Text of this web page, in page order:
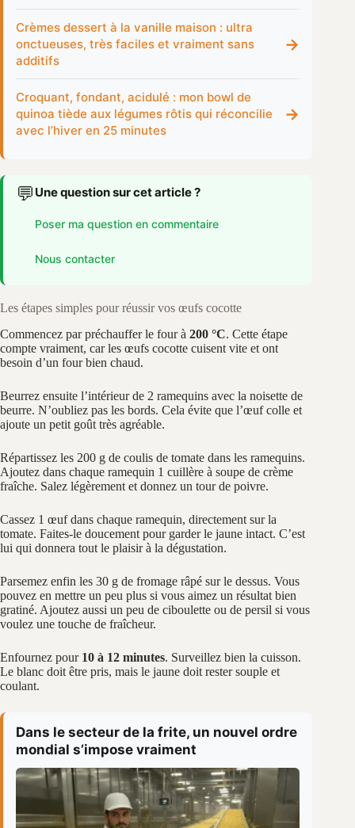
Crèmes dessert à la vanille maison : ultra
onctueuses, très faciles et vraiment sans
additifs
→
Croquant, fondant, acidulé : mon bowl de
quinoa tiède aux légumes rôtis qui réconcilie
avec l’hiver en 25 minutes
→
💬 Une question sur cet article ?
Poser ma question en commentaire
Nous contacter
Les étapes simples pour réussir vos œufs cocotte
Commencez par préchauffer le four à 200 °C. Cette étape
compte vraiment, car les œufs cocotte cuisent vite et ont
besoin d’un four bien chaud.
Beurrez ensuite l’intérieur de 2 ramequins avec la noisette de
beurre. N’oubliez pas les bords. Cela évite que l’œuf colle et
ajoute un petit goût très agréable.
Répartissez les 200 g de coulis de tomate dans les ramequins.
Ajoutez dans chaque ramequin 1 cuillère à soupe de crème
fraîche. Salez légèrement et donnez un tour de poivre.
Cassez 1 œuf dans chaque ramequin, directement sur la
tomate. Faites-le doucement pour garder le jaune intact. C’est
lui qui donnera tout le plaisir à la dégustation.
Parsemez enfin les 30 g de fromage râpé sur le dessus. Vous
pouvez en mettre un peu plus si vous aimez un résultat bien
gratiné. Ajoutez aussi un peu de ciboulette ou de persil si vous
voulez une touche de fraîcheur.
Enfournez pour 10 à 12 minutes. Surveillez bien la cuisson.
Le blanc doit être pris, mais le jaune doit rester souple et
coulant.
Dans le secteur de la frite, un nouvel ordre
mondial s’impose vraiment